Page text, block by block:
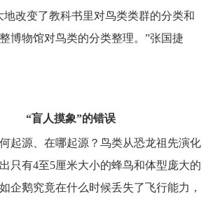
地改变了教科书里对鸟类类群的分类和
博物馆对鸟类的分类整理。”张国捷
“盲人摸象”的错误
起源、在哪起源？鸟类从恐龙祖先演化
只有4至5厘米大小的蜂鸟和体型庞大的
企鹅究竟在什么时候丢失了飞行能力，